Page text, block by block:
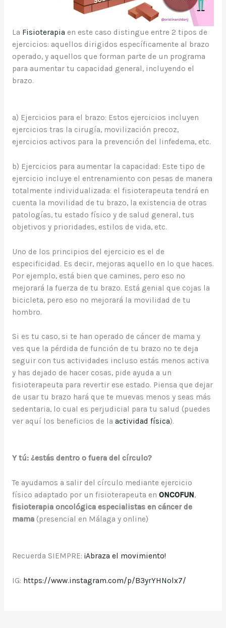
La Fisioterapia en este caso distingue entre 2 tipos de
ejercicios: aquellos dirigidos específicamente al brazo
operado, y aquellos que forman parte de un programa
para aumentar tu capacidad general, incluyendo el
brazo.
a) Ejercicios para el brazo: Estos ejercicios incluyen
ejercicios tras la cirugía, movilización precoz,
ejercicios activos para la prevención del linfedema, etc.
b) Ejercicios para aumentar la capacidad: Este tipo de
ejercicio incluye el entrenamiento con pesas de manera
totalmente individualizada: el fisioterapeuta tendrá en
cuenta la movilidad de tu brazo, la existencia de otras
patologías, tu estado físico y de salud general, tus
objetivos y prioridades, estilos de vida, etc.
Uno de los principios del ejercicio es el de
especificidad. Es decir, mejoras aquello en lo que haces.
Por ejemplo, está bien que camines, pero eso no
mejorará la fuerza de tu brazo. Está genial que cojas la
bicicleta, pero eso no mejorará la movilidad de tu
hombro.
Si es tu caso, si te han operado de cáncer de mama y
ves que la pérdida de función de tu brazo no te deja
seguir con tus actividades incluso estás menos activa
y has dejado de hacer cosas, pide ayuda a un
fisioterapeuta para revertir ese estado. Piensa que dejar
de usar tu brazo hará que te muevas menos y seas más
sedentaria, lo cual es perjudicial para tu salud (puedes
ver aquí los beneficios de la actividad física).
Y tú: ¿estás dentro o fuera del círculo?
Te ayudamos a salir del círculo mediante ejercicio
físico adaptado por un fisioterapeuta en ONCOFUN,
fisioterapia oncológica especialistas en cáncer de
mama(presencial en Málaga y online)
Recuerda SIEMPRE: ¡Abraza el movimiento!
IG: https://www.instagram.com/p/B3yrYHNolx7/